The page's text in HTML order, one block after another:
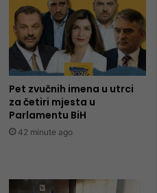
Pet zvučnih imena u utrci
za četiri mjesta u
Parlamentu BiH
42 minute ago